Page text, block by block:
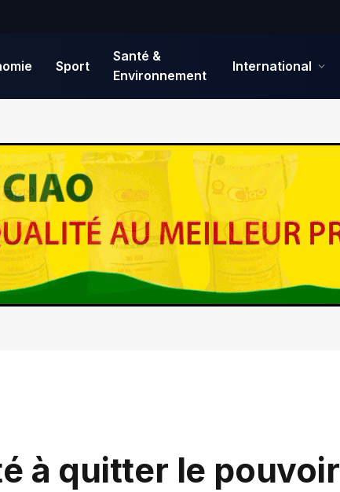
Sport
Santé &
Environnement
International
à quitter le pouvoir